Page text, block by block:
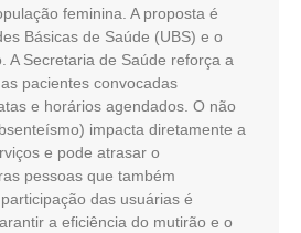
feminina. A proposta é
Básicas de Saúde (UBS) e o
A Secretaria de Saúde reforça a
pacientes convocadas
e horários agendados. O não
impacta diretamente a
e pode atrasar o
pessoas que também
das usuárias é
a eficiência do mutirão e o